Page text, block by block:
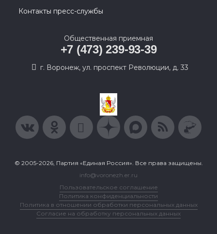
Контакты пресс-службы
Общественная приемная
+7 (473) 239-93-39
г. Воронеж, ул. проспект Революции, д. 33
© 2005-2026, Партия «Единая Россия». Все права защищены.
info@voronezh.er.ru
Пользовательское соглашение
Политика конфиденциальности
Политика в отношении обработки персональных данных
Согласие на обработку персональных данных